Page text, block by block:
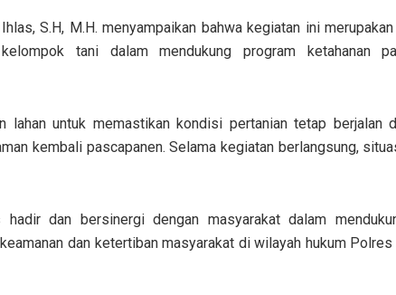
S.H, M.H. menyampaikan bahwa kegiatan ini
tani dalam mendukung program ketahanan
lahan untuk memastikan kondisi pertanian tetap berjalan
kembali pascapanen. Selama kegiatan berlangsung,
dan bersinergi dengan masyarakat dalam
dan ketertiban masyarakat di wilayah hukum Polres